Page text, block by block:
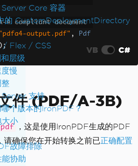
Core 容器
的 CustomDeploymentDirectory
/ Flex / CSS
层级
慢
整
支持
个版本的IronPDF？
小
故障排除
协助
4 compliant document
"pdfa4-output.pdf" ,
Pdf
VB C#
件 (PDF/A-3B)
，这是使用IronPDF生成的PDF
请确保您在开始转换之前已正确配置